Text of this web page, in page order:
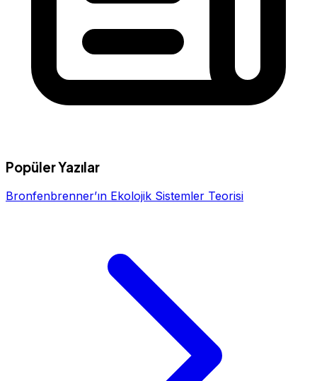
Popüler Yazılar
Bronfenbrenner’ın Ekolojik Sistemler Teorisi